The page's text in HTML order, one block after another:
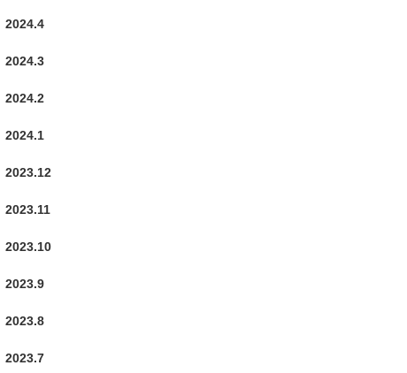
2024.4
2024.3
2024.2
2024.1
2023.12
2023.11
2023.10
2023.9
2023.8
2023.7